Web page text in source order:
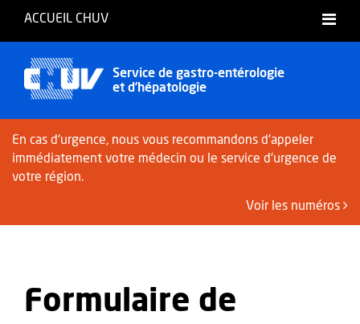
ACCUEIL CHUV
Service de gastro-entérologie
et d’hépatologie
En cas d'urgence, nous vous recommandons d'appeler
immédiatement votre médecin ou le service d'urgence de
votre région.
Voir les numéros
Formulaire de